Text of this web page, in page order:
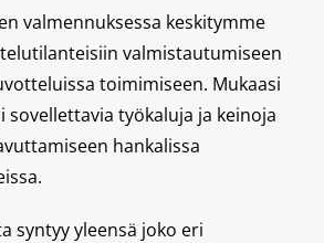
valmennuksessa keskitymme
valmistautumiseen
toimimiseen. Mukaasi
sovellettavia työkaluja ja keinoja
hankalissa
syntyy yleensä joko eri